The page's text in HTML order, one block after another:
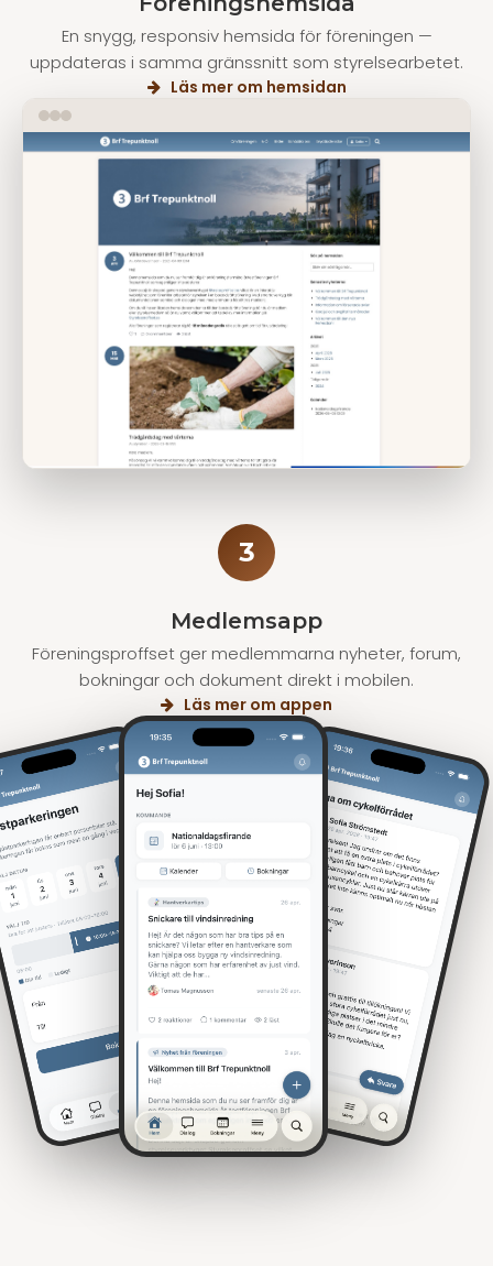
En snygg, responsiv hemsida för föreningen —
uppdateras i samma gränssnitt som styrelsearbetet.
Läs mer om hemsidan
3
Medlemsapp
Föreningsproffset ger medlemmarna nyheter, forum,
bokningar och dokument direkt i mobilen.
Läs mer om appen